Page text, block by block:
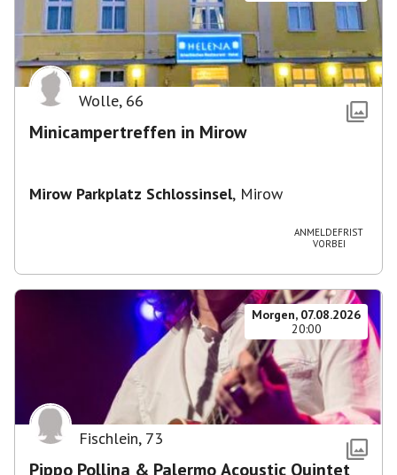
Wolle, 66
Minicampertreffen in Mirow
Mirow Parkplatz Schlossinsel, Mirow
ANMELDEFRIST
VORBEI
Morgen, 07.08.2026
20:00
Fischlein, 73
Pippo Pollina & Palermo Acoustic Quintet